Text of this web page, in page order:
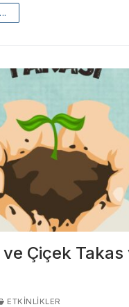
Çiçek Takas
ETKINLIKLER